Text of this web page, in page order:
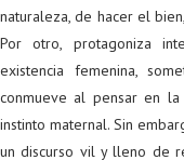
naturaleza, de hacer el
Por otro, protagoniza
existencia femenina,
conmueve al pensar en
instinto maternal. Sin
un discurso vil y lleno de